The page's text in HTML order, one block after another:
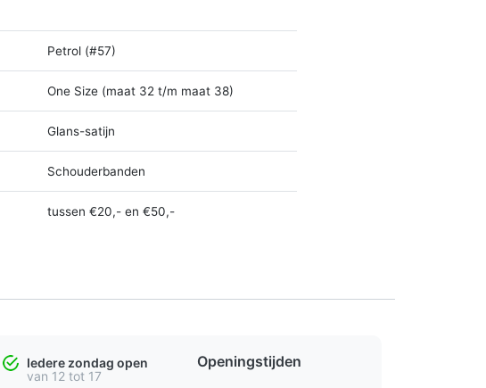
Petrol (#57)
One Size (maat 32 t/m maat 38)
Glans-satijn
Schouderbanden
tussen €20,- en €50,-
Iedere zondag open
van 12 tot 17
Openingstijden